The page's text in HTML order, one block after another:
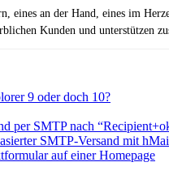
eines an der Hand, eines im
Kunden und unterstützen
9 oder doch 10?
per SMTP nach
SMTP-Versand mit
auf einer Homepage